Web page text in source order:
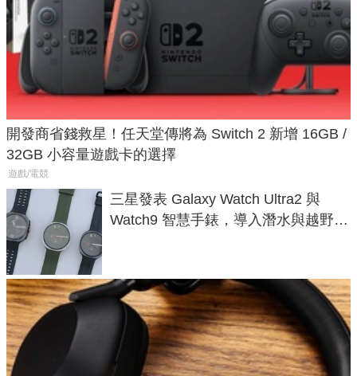
開發商省錢救星！任天堂傳將為 Switch 2 新增 16GB /
32GB 小容量遊戲卡的選擇
遊戲/電競
三星發表 Galaxy Watch Ultra2 與
Watch9 智慧手錶，導入潛水與越野跑